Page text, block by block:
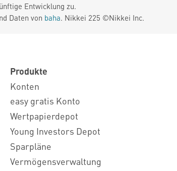
Entwicklung zu.
Daten von baha. Nikkei 225 ©Nikkei Inc.
Produkte
Konten
easy gratis Konto
Wertpapierdepot
Young Investors Depot
Sparpläne
Vermögensverwaltung